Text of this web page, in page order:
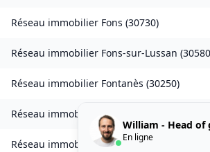
Réseau immobilier Fons (30730)
Réseau immobilier Fons-sur-Lussan (30580
Réseau immobilier Fontanès (30250)
Réseau immobilierFontarèches
Réseau immobilier Fournès(30210
William - Head of
En ligne